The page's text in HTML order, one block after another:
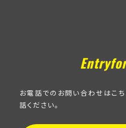
お電話でのお問い合わせはこ
話ください。